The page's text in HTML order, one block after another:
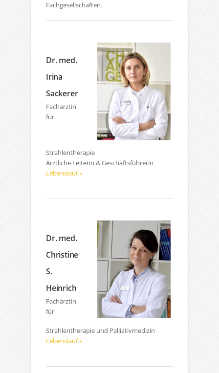
Fachgesellschaften.
Dr. med.
Irina
Sackerer
Fachärztin
für
Strahlentherapie
Ärztliche Leiterin & Geschäftsführerin
Lebenslauf »
Dr. med.
Christine
S.
Heinrich
Fachärztin
für
Strahlentherapie und Palliativmedizin
Lebenslauf »